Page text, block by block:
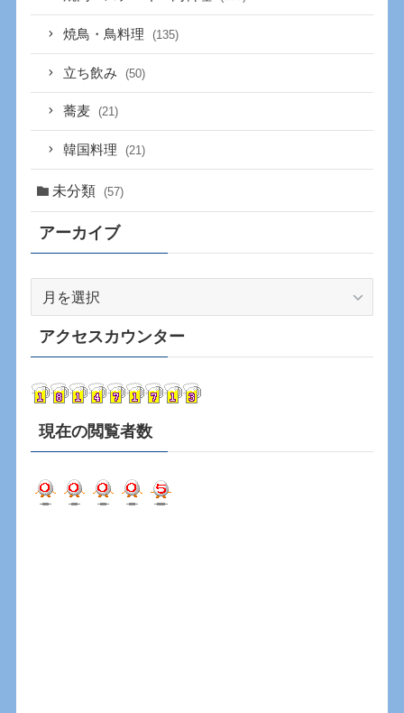
焼鳥・鳥料理 (135)
立ち飲み (50)
蕎麦 (21)
韓国料理 (21)
未分類 (57)
アーカイブ
カ
イ
アクセスカウンター
現在の閲覧者数